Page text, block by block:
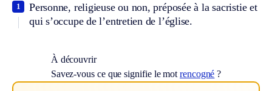
Personne, religieuse ou non, préposée à la sacristie et
qui s’occupe de l’entretien de l’église.
1
À découvrir
Savez-vous ce que signifie le motrencogné ?